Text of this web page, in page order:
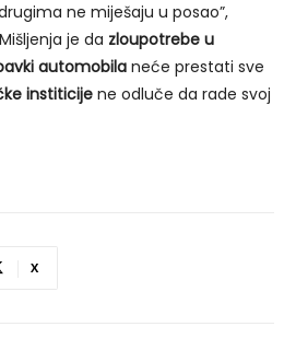
ne miješaju u posao”,
je da zloupotrebe u
automobila neće prestati sve
institicije ne odluče da rade svoj
X